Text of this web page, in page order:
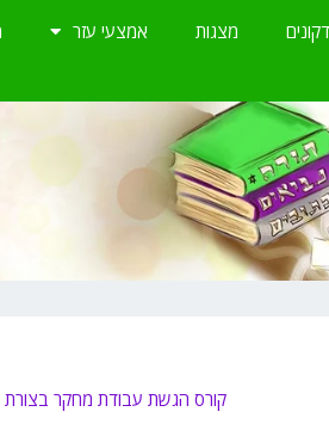
מצגות אמצעי עזר
קורס הגשת עבודת מחקר בצורת